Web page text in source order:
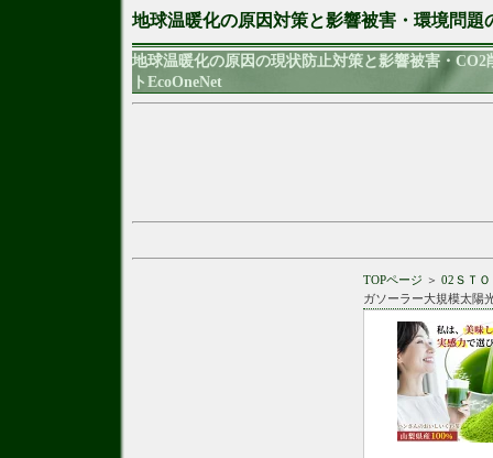
地球温暖化の原因対策と影響被害・環境問題
地球温暖化の原因の現状防止対策と影響被害・
トEcoOneNet
TOPページ ＞ 02ＳＴ
ガソーラー大規模太陽